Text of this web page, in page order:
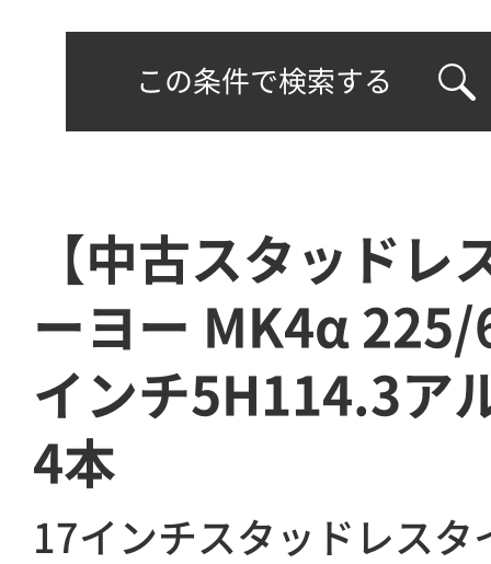
この条件で検索する
【中古スタッドレ
ーヨー MK4α
インチ5H114.3
4本
17インチスタッドレスタ